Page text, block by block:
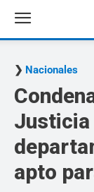
Nacionales
Justicia
apto